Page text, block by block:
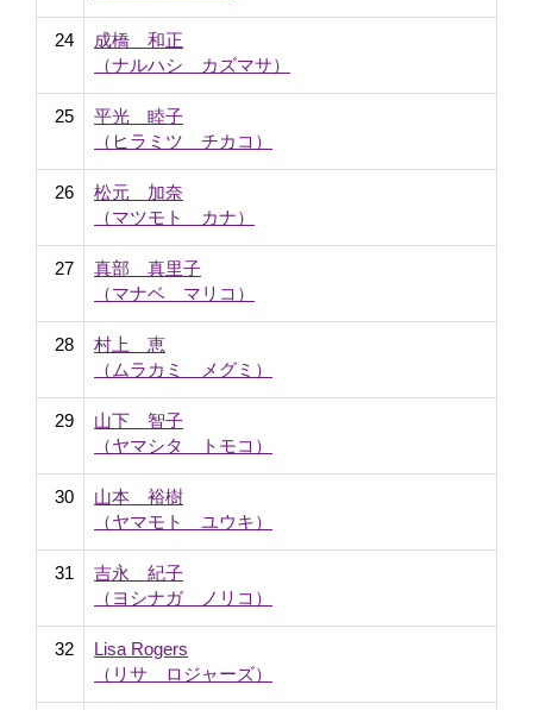
24
成橋 和正
（ナルハシ カズマサ）
25
平光 睦子
（ヒラミツ チカコ）
26
松元 加奈
（マツモト カナ）
27
真部 真里子
（マナベ マリコ）
28
村上 恵
（ムラカミ メグミ）
29
山下 智子
（ヤマシタ トモコ）
30
山本 裕樹
（ヤマモト ユウキ）
31
吉永 紀子
（ヨシナガ ノリコ）
32
Lisa Rogers
（リサ ロジャーズ）